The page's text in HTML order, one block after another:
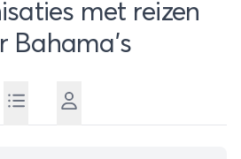
met reizen
Bahama's